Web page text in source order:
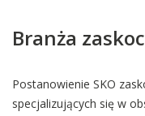
Branża
Postanowienie SKO
specjalizujących się w